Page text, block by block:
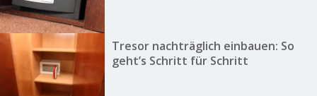
Tresor nachträglich einbauen: So
geht’s Schritt für Schritt